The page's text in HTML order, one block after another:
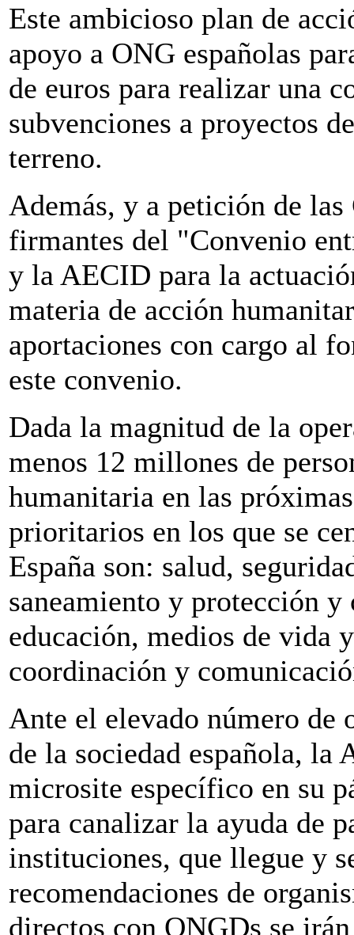
Este ambicioso plan de
apoyo a ONG españolas
de euros para realizar una
subvenciones a proyectos
terreno.
Además, y a petición de
firmantes del "Convenio
y la AECID para la
materia de acción
aportaciones con cargo al
este convenio.
Dada la magnitud de la
menos 12 millones de
humanitaria en las
prioritarios en los que se
España son: salud,
saneamiento y protección
educación, medios de vida
coordinación y
Ante el elevado número de
de la sociedad española, la
microsite específico en su
para canalizar la ayuda de
instituciones, que llegue y
recomendaciones de
directos con ONGDs se